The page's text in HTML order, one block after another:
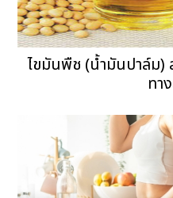
ไขมันพืช (น้ำมันปาล์ม)
ทา